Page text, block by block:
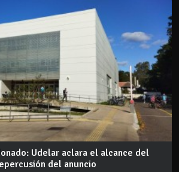
Udelar aclara el alcance del
del anuncio